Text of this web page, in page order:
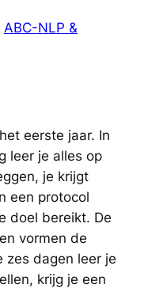
ABC-NLP &
eerste jaar. In
leer je alles op
je krijgt
een protocol
doel bereikt. De
vormen de
zes dagen leer je
krijg je een